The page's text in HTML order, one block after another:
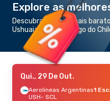
Explore as
Descubra os voos mais
Ushuaia para Santiago do
Qui., 29 De Out.
Aerolineas Argentinas1
USH- SCL